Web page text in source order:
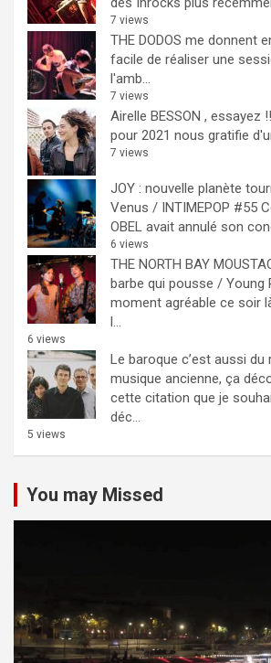
7 views
THE DODOS me donnent
facile de réaliser une
l'amb...
7 views
Airelle BESSON , essayez !!
pour 2021 nous gratifie
7 views
JOY : nouvelle planète
Venus / INTIMEPOP #55
OBEL avait annulé son
6 views
THE NORTH BAY
barbe qui pousse / Young
moment agréable ce soir
l...
6 views
Le baroque c’est aussi
musique ancienne, ça
cette citation que je
déc...
5 views
You may Missed